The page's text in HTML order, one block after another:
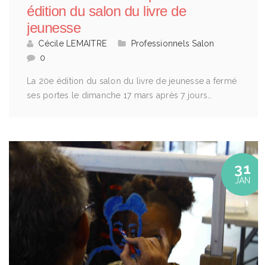
édition du salon du livre de
jeunesse
Cécile LEMAITRE Professionnels Salon
0
La 20e édition du salon du livre de jeunesse a fermé
ses portes le dimanche 17 mars après 7 jours…
31
JAN